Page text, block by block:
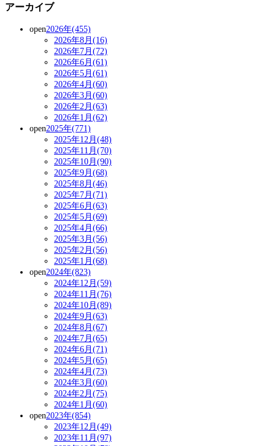
アーカイブ
open2026年(455)
2026年8月(16)
2026年7月(72)
2026年6月(61)
2026年5月(61)
2026年4月(60)
2026年3月(60)
2026年2月(63)
2026年1月(62)
open2025年(771)
2025年12月(48)
2025年11月(70)
2025年10月(90)
2025年9月(68)
2025年8月(46)
2025年7月(71)
2025年6月(63)
2025年5月(69)
2025年4月(66)
2025年3月(56)
2025年2月(56)
2025年1月(68)
open2024年(823)
2024年12月(59)
2024年11月(76)
2024年10月(89)
2024年9月(63)
2024年8月(67)
2024年7月(65)
2024年6月(71)
2024年5月(65)
2024年4月(73)
2024年3月(60)
2024年2月(75)
2024年1月(60)
open2023年(854)
2023年12月(49)
2023年11月(97)